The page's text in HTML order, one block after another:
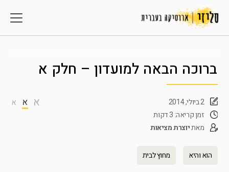
ברוכה הבאה למועדון – חלק א
א א א
2 ביולי, 2014
זמן קריאה: 3 דקות
מאתיוצרת מציאות
הוא והיא מחוץ לבית